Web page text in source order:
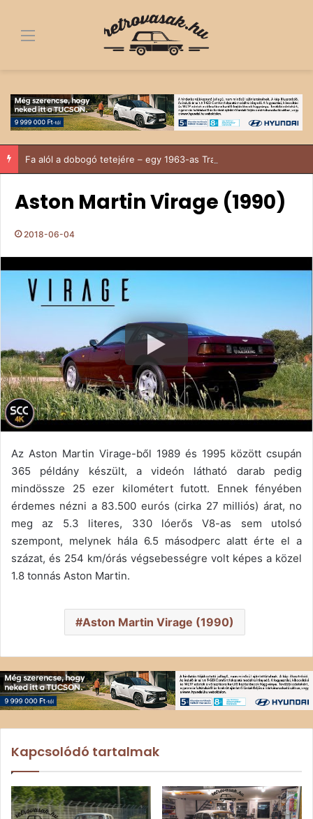
Menü
Aston Martin Virage (1990)
2018-06-04
Az Aston Martin Virage-ből 1989 és 1995 között csupán
365 példány készült, a videón látható darab pedig
mindössze 25 ezer kilométert futott. Ennek fényében
érdemes nézni a 83.500 eurós (cirka 27 milliós) árat, no
meg az 5.3 literes, 330 lóerős V8-as sem utolsó
szempont, melynek hála 6.5 másodperc alatt érte el a
százat, és 254 km/órás végsebességre volt képes a közel
1.8 tonnás Aston Martin.
Aston Martin Virage (1990)
Kapcsolódó tartalmak